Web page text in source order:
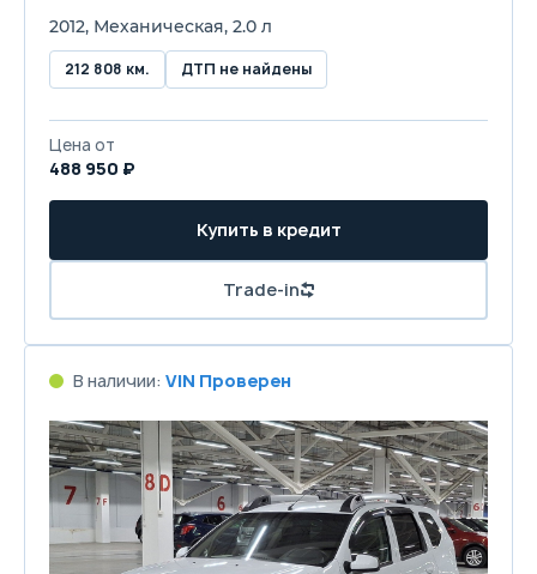
2012, Механическая, 2.0 л
212 808 км. ДТП не найдены
Цена от
488 950 ₽
Купить в кредит
Trade-in
В наличии: VIN Проверен